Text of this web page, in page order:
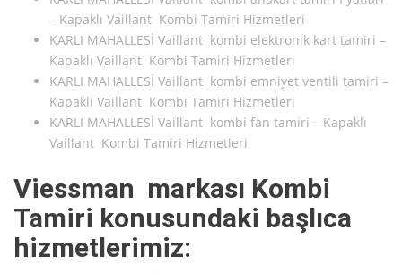
– Kapaklı Vaillant Kombi Tamiri Hizmetleri
KARLI MAHALLESİ Vaillant kombi elektronik kart tamiri –
Kapaklı Vaillant Kombi Tamiri Hizmetleri
KARLI MAHALLESİ Vaillant kombi emniyet ventili tamiri –
Kapaklı Vaillant Kombi Tamiri Hizmetleri
KARLI MAHALLESİ Vaillant kombi fan tamiri – Kapaklı
Vaillant Kombi Tamiri Hizmetleri
Viessman markası Kombi
Tamiri konusundaki başlıca
hizmetlerimiz: